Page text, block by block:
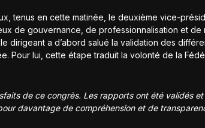
tenus en cette matinée, le deuxième vice-
de gouvernance, de professionnalisation et
dirigeant a d’abord salué la validation des
Pour lui, cette étape traduit la volonté de la
de ce congrès. Les rapports ont été validés
davantage de compréhension et de